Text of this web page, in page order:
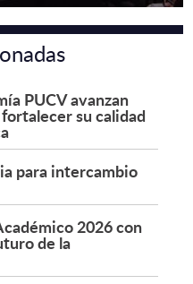
PUCV avanzan
su calidad
para intercambio
2026 con
de la